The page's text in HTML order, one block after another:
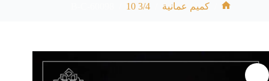
كميم عمانية 3/4 10